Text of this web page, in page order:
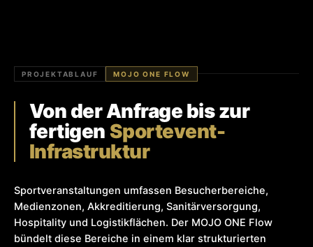
PROJEKTABLAUF MOJO ONE FLOW
Von der Anfrage bis zur
fertigen Sportevent-
Infrastruktur
Sportveranstaltungen umfassen Besucherbereiche,
Medienzonen, Akkreditierung, Sanitärversorgung,
Hospitality und Logistikflächen. Der MOJO ONE Flow
bündelt diese Bereiche in einem klar strukturierten